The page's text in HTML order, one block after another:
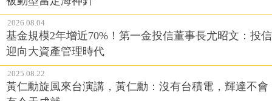
2026.08.04
基金規模2年增近70%！第一金投信董事長尤昭文：投信
迎向大資產管理時代
2025.08.22
黃仁勳旋風來台演講，黃仁勳：沒有台積電，輝達不會